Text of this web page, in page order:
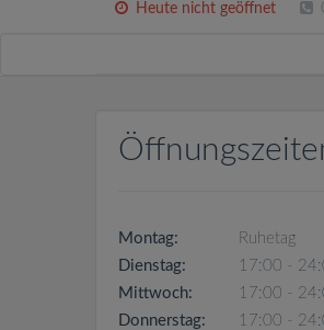
Heute nicht geöffnet
Montag:
Ruhetag
Dienstag:
17:00 -
Mittwoch:
17:00 -
Donnerstag:
17:00 -